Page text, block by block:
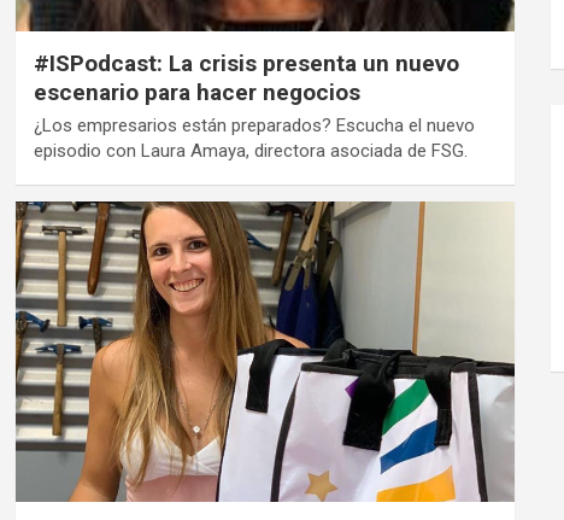
#ISPodcast: La crisis presenta un nuevo
escenario para hacer negocios
¿Los empresarios están preparados? Escucha el nuevo
episodio con Laura Amaya, directora asociada de FSG.